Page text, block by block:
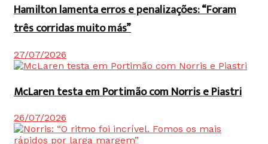
Hamilton lamenta erros e penalizações: “Foram
três corridas muito más”
27/07/2026
McLaren testa em Portimão com Norris e Piastri
26/07/2026